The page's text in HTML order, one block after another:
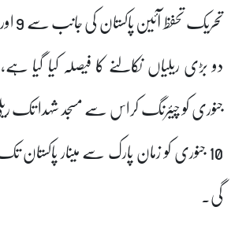
جنوری کو چیئرنگ کراس سے مسجد شہدا تک
10 جنوری کو زمان پارک سے مینار
گی۔